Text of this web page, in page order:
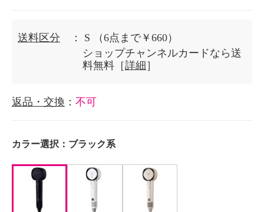
送料区分 ： S
（6点まで￥660）
ショップチャンネルカードなら送
料無料［詳細 ］
返品・交換 ： 不可
カラー選択： ブラック系